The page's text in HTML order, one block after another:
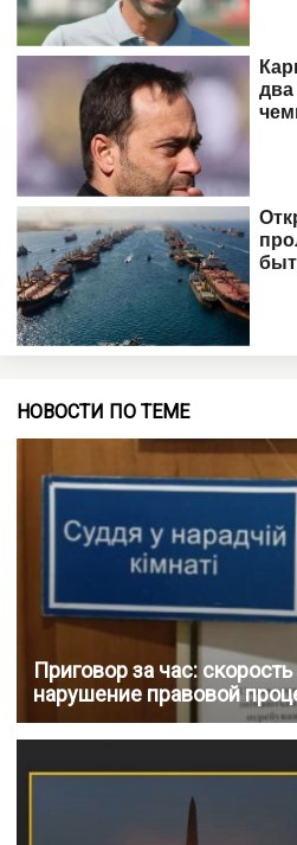
НОВОСТИ ПО ТЕМЕ
Приговор за час:
нарушение правовой